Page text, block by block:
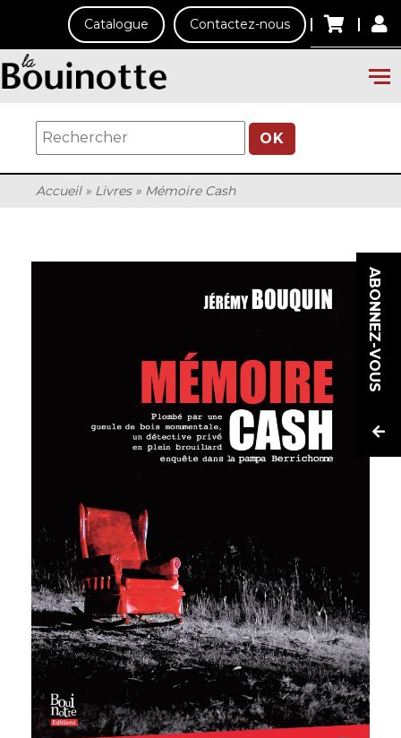
Catalogue Contactez-nous
OK
Accueil» Livres» Mémoire Cash
ABONNEZ-VOUS